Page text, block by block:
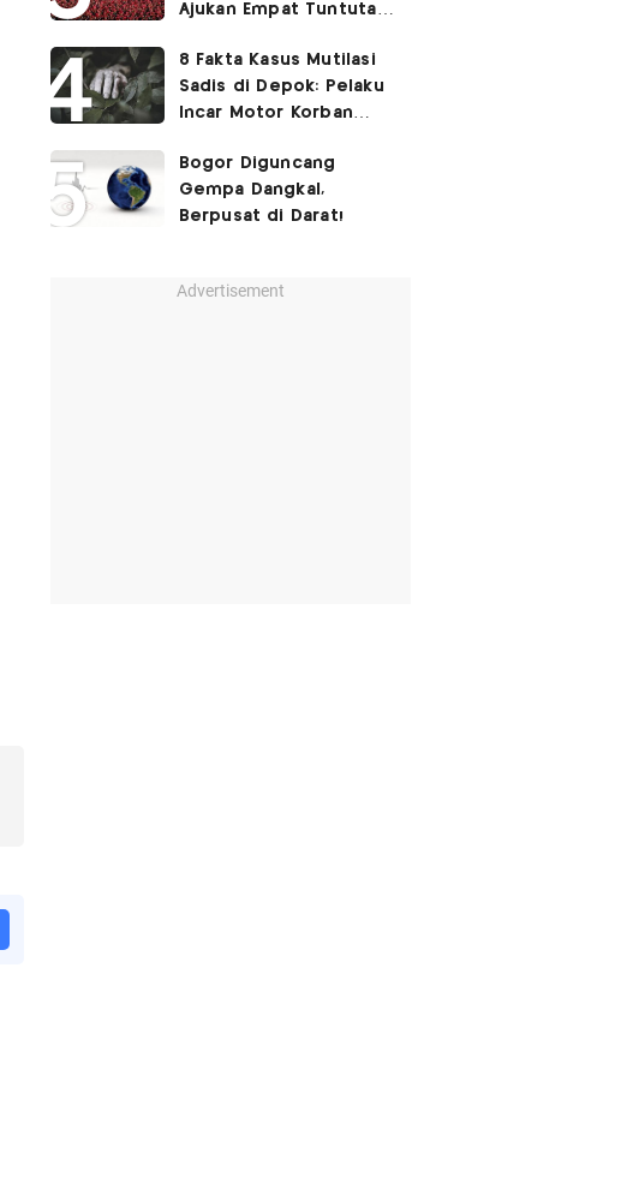
Ajukan Empat Tuntutan
8 Fakta Kasus Mutilasi
Sadis di Depok: Pelaku
Incar Motor Korban
Bogor Diguncang
Gempa Dangkal,
Berpusat di Darat!
Advertisement